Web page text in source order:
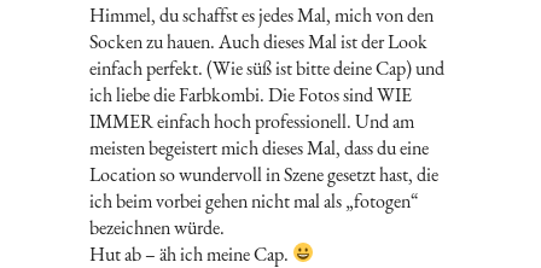
Himmel, du schaffst es jedes Mal, mich von den
Socken zu hauen. Auch dieses Mal ist der Look
einfach perfekt. (Wie süß ist bitte deine Cap) und
ich liebe die Farbkombi. Die Fotos sind WIE
IMMER einfach hoch professionell. Und am
meisten begeistert mich dieses Mal, dass du eine
Location so wundervoll in Szene gesetzt hast, die
ich beim vorbei gehen nicht mal als „fotogen“
bezeichnen würde.
Hut ab – äh ich meine Cap.